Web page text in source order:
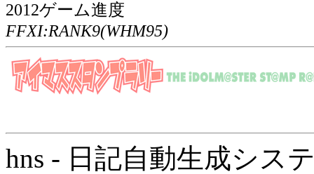
2012ゲーム進度
FFXI:RANK9(WHM95)
hns - 日記自動生成シス